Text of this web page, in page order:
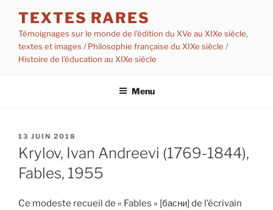
contenu
principal
TEXTES RARES
Témoignages sur le monde de l'édition du XVe au XIXe siècle,
textes et images / Philosophie française du XIXe siècle /
Histoire de l'éducation au XIXe siècle
Menu
PUBLIÉ
LE
13 JUIN 2018
Krylov, Ivan Andreevi (1769-1844),
Fables, 1955
Ce modeste recueil de « Fables » [басни] de l’écrivain